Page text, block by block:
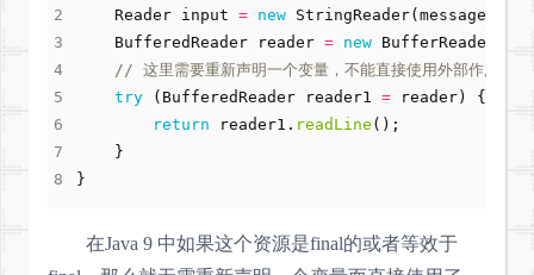
Reader input = new StringReader( message
BufferedReader
reader = new BufferReader
// 这里需要重新声明一个变量，不能直接使用外部作用域定
try
( BufferedReader reader1 = reader)
{
return
reader1 . readLine ();
}
}
在Java 9 中如果这个资源是final的或者等效于